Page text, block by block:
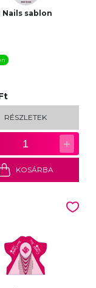
Nails sablon
RÉSZLETEK
1 +
KOSÁRBA